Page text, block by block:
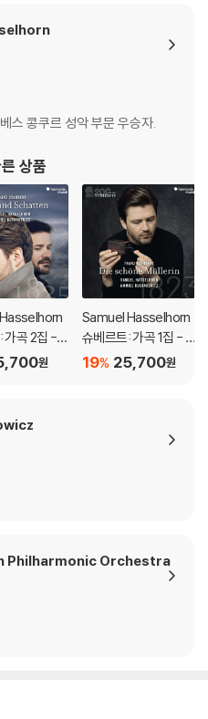
스 콩쿠르 성악 부문 우승자.
상품
가곡 2집 -
(Schuber
원
Samuel Hasselhorn
슈베르트: 가곡 1집 - 아
름다운 물방앗간의 아
25,700원
19%
Philharmonic Orchestra